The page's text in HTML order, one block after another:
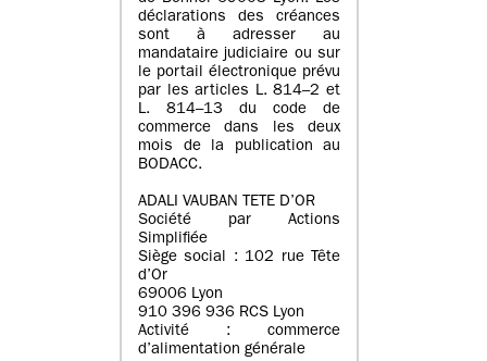
déclarations des créances
sont à adresser au
mandataire judiciaire ou sur
le portail électronique prévu
par les articles L. 814–2 et
L. 814–13 du code de
commerce dans les deux
mois de la publication au
BODACC.
ADALI VAUBAN TETE D’OR
Société par Actions
Simplifiée
Siège social : 102 rue Tête
d’Or
69006 Lyon
910 396 936 RCS Lyon
Activité : commerce
d’alimentation générale